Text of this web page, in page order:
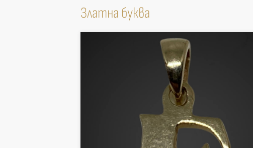
Златна буква